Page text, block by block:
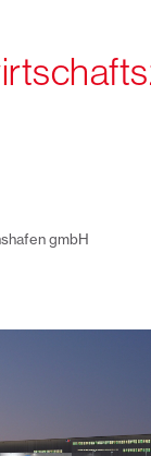
gmbH